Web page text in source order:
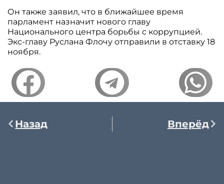
Он также заявил, что в ближайшее время
парламент назначит нового главу
Национального центра борьбы с коррупцией.
Экс-главу Руслана Флочу отправили в отставку 18
ноября.
Назад Вперёд